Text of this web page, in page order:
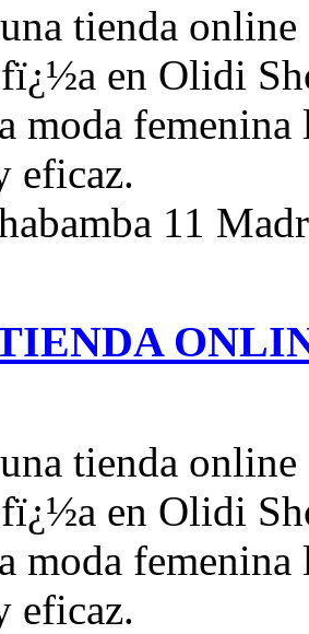
tienda
en Olidi
moda
eficaz.
11
tienda
en Olidi
moda
eficaz.